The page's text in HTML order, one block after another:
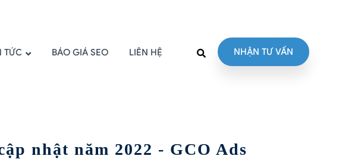
TỨC BÁO GIÁ SEO LIÊN HỆ NHẬN TƯ VẤN
nhật năm 2022 - GCO Ads